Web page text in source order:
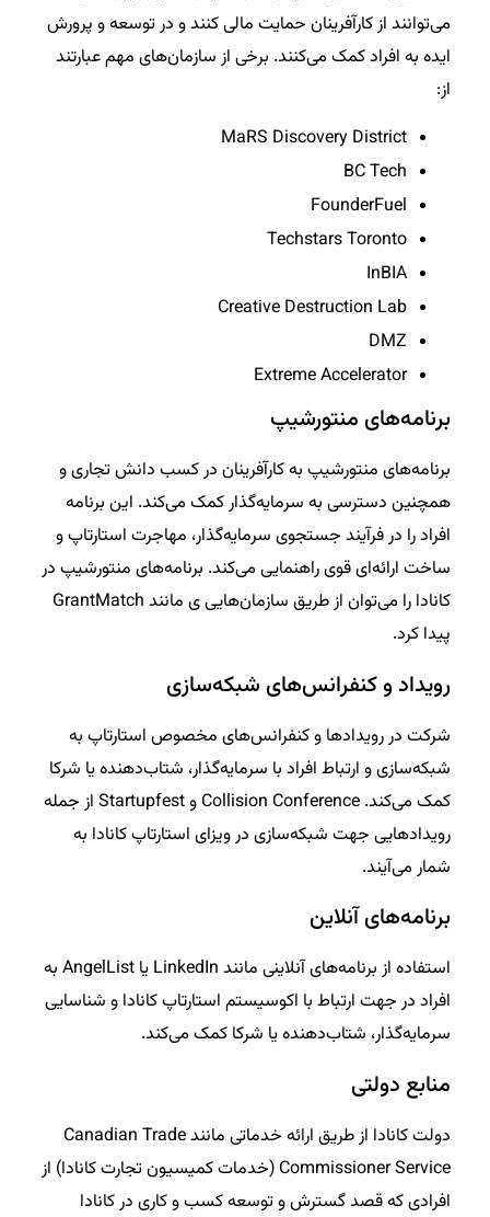
می‌توانند از کارآفرینان حمایت مالی کنند و در توسعه و پرورش
ایده به افراد کمک می‌کنند. برخی از سازمان‌های مهم عبارتند
از:
MaRS Discovery District
BC Tech
FounderFuel
Techstars Toronto
InBIA
Creative Destruction Lab
DMZ
Extreme Accelerator
برنامه‌های منتورشیپ
برنامه‌های منتورشیپ به کارآفرینان در کسب دانش تجاری و
همچنین دسترسی به سرمایه‌گذار کمک می‌کند. این برنامه
افراد را در فرآیند جستجوی سرمایه‌گذار، مهاجرت استارتاپ و
ساخت ارائه‌ای قوی راهنمایی می‌کند. برنامه‌های منتورشیپ در
کانادا را می‌توان از طریق سازمان‌هایی ی مانند GrantMatch
پیدا کرد.
رویداد و کنفرانس‌های شبکه‌سازی
شرکت در رویداد‌ها و کنفرانس‌های مخصوص استارتاپ به
شبکه‌سازی و ارتباط افراد با سرمایه‌گذار، شتاب‌دهنده یا شرکا
کمک می‌کند. Collision Conference و Startupfest از جمله
رویدادهایی جهت شبکه‌سازی در ویزای استارتاپ کانادا به
شمار می‌آیند.
برنامه‌های آنلاین
استفاده از برنامه‌های آنلاینی مانند LinkedIn یا AngelList به
افراد در جهت ارتباط با اکوسیستم استارتاپ کانادا و شناسایی
سرمایه‌گذار، شتاب‌دهنده یا شرکا کمک می‌کند.
منابع دولتی
دولت کانادا از طریق ارائه خدماتی مانند Canadian Trade
Commissioner Service (خدمات کمیسیون تجارت کانادا) از
افرادی که قصد گسترش و توسعه کسب و کاری در کانادا